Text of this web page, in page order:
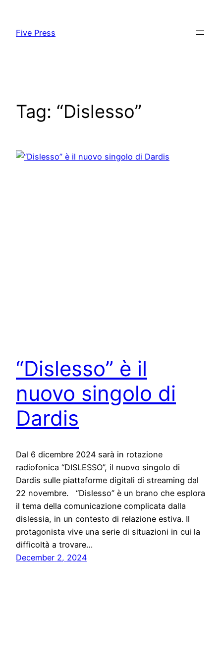
content
Five Press
Tag: “Dislesso”
“Dislesso” è il
nuovo singolo di
Dardis
Dal 6 dicembre 2024 sarà in rotazione
radiofonica “DISLESSO”, il nuovo singolo di
Dardis sulle piattaforme digitali di streaming dal
22 novembre. “Dislesso” è un brano che esplora
il tema della comunicazione complicata dalla
dislessia, in un contesto di relazione estiva. Il
protagonista vive una serie di situazioni in cui la
difficoltà a trovare…
December 2, 2024